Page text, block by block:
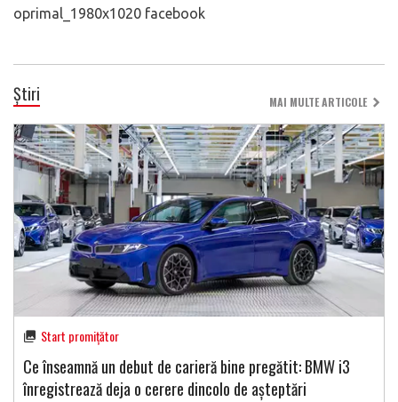
oprimal_1980x1020 facebook
Știri MAI MULTE ARTICOLE
Start promițător
Ce înseamnă un debut de carieră bine pregătit: BMW i3
înregistrează deja o cerere dincolo de așteptări